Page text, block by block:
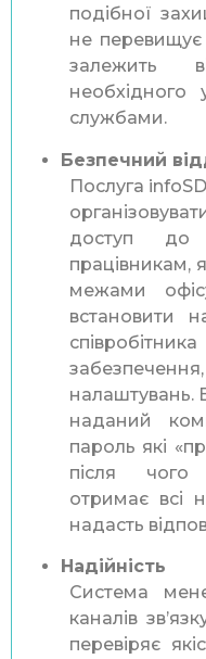
подібної
не перевищує
залежить
необхідного
службами.
Безпечний
Послуга
доступ до
працівникам,
межами
встановити
налаштувань.
наданий
пароль які
після чого
отримає всі
надасть
Надійність
Система
каналів
перевіряє